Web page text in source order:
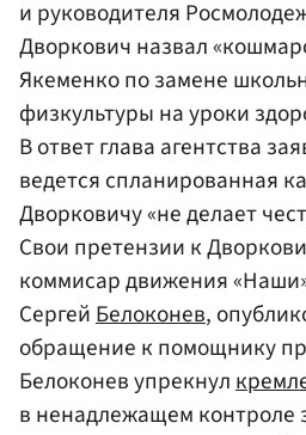
и руководителя
Дворкович назвал
Якеменко по замене
физкультуры на уроки
В ответ глава агентства
ведется спланированная
Дворковичу «не делает
Свои претензии к
коммисар движения
СергейБелоконев,
обращение к помощнику
Белоконев упрекнул
в ненадлежащем контроле